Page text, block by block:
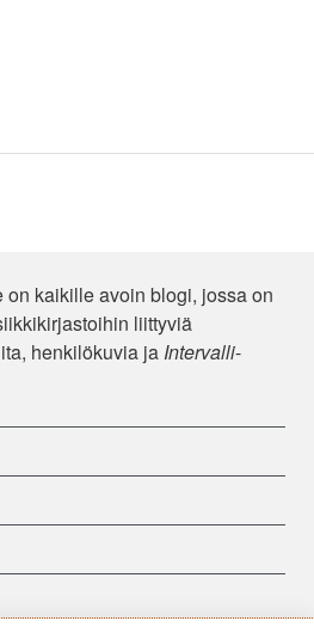
kaikille avoin blogi, jossa on
liittyviä
henkilökuvia ja Intervalli-